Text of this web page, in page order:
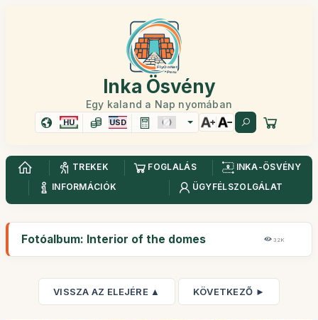
Inka Ösvény
Egy kaland a Nap nyomában
HU USD
TREKEK FOGLALÁS
INKA-ÖSVÉNY
INFORMÁCIÓK
ÜGYFÉLSZOLGÁLAT
Fotóalbum: Interior of the domes 32K
VISSZA AZ ELEJÉRE ▲ KÖVETKEZŐ ►